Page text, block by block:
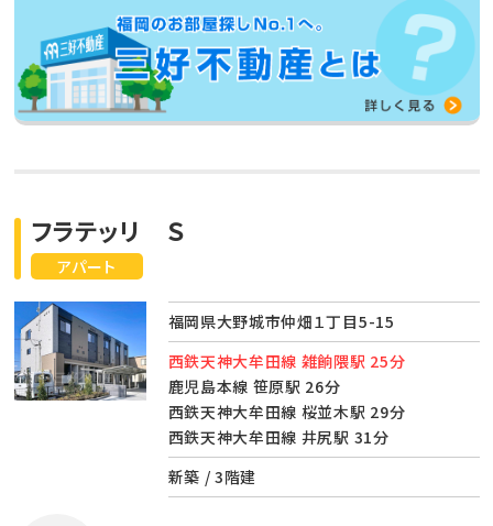
アパート
フラテッリ Ｓ
福岡県大野城市仲畑１丁目5-15
西鉄天神大牟田線 雑餉隈駅 25分
鹿児島本線 笹原駅 26分
西鉄天神大牟田線 桜並木駅 29分
西鉄天神大牟田線 井尻駅 31分
新築 / 3階建